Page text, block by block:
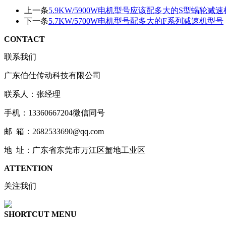
上一条5.9KW/5900W电机型号应该配多大的S型蜗轮减速
下一条5.7KW/5700W电机型号配多大的F系列减速机型号
CONTACT
联系我们
广东伯仕传动科技有限公司
联系人：张经理
手机：13360667204微信同号
邮 箱：2682533690@qq.com
地 址：广东省东莞市万江区蟹地工业区
ATTENTION
关注我们
SHORTCUT MENU